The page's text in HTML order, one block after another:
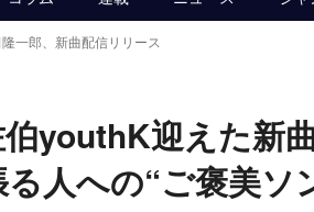
一郎、新曲配信リリース
youthK迎えた新
人への“ご褒美ソ